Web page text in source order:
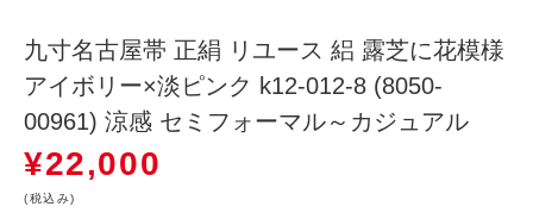
九寸名古屋帯 正絹 リユース 絽 露芝に花模様
アイボリー×淡ピンク k12-012-8 (8050-
00961) 涼感 セミフォーマル～カジュアル
¥22,000
(税込み)